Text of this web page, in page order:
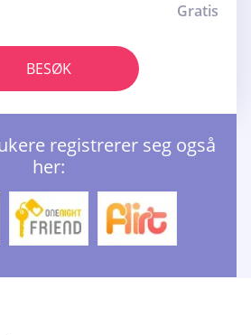
Gratis
BESØK
registrerer seg også
her: